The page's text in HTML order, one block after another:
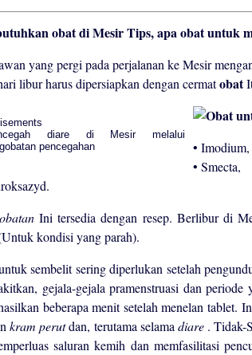
Tips, apa obat untuk
yang pergi pada perjalanan ke Mesir
libur harus dipersiapkan dengan cermatobat
• Imodium,
• Smecta,
Ini tersedia dengan resep. Berlibur di
kondisi yang parah).
sembelit sering diperlukan setelah
gejala-gejala pramenstruasi dan
beberapa menit setelah menelan tablet.
kram perutdan, terutama selamadiare . Tidak-
saluran kemih dan memfasilitasi